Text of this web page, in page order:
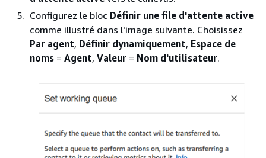
Configurez le bloc Définir une file d'attente active
comme illustré dans l'image suivante. Choisissez
Par agent, Définir dynamiquement, Espace de
noms = Agent, Valeur = Nom d'utilisateur.